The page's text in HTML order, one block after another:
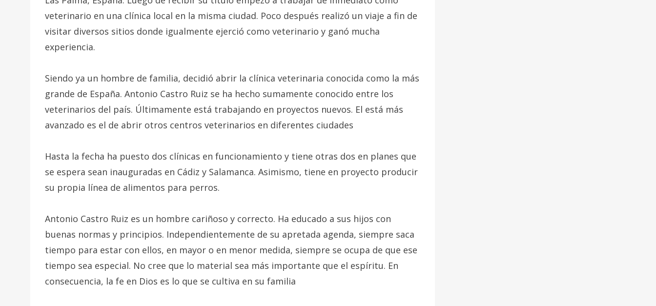
veterinario en una clínica local en la misma ciudad. Poco después realizó un viaje a fin de
visitar diversos sitios donde igualmente ejerció como veterinario y ganó mucha
experiencia.
Siendo ya un hombre de familia, decidió abrir la clínica veterinaria conocida como la más
grande de España. Antonio Castro Ruiz se ha hecho sumamente conocido entre los
veterinarios del país. Últimamente está trabajando en proyectos nuevos. El está más
avanzado es el de abrir otros centros veterinarios en diferentes ciudades
Hasta la fecha ha puesto dos clínicas en funcionamiento y tiene otras dos en planes que
se espera sean inauguradas en Cádiz y Salamanca. Asimismo, tiene en proyecto producir
su propia línea de alimentos para perros.
Antonio Castro Ruiz es un hombre cariñoso y correcto. Ha educado a sus hijos con
buenas normas y principios. Independientemente de su apretada agenda, siempre saca
tiempo para estar con ellos, en mayor o en menor medida, siempre se ocupa de que ese
tiempo sea especial. No cree que lo material sea más importante que el espíritu. En
consecuencia, la fe en Dios es lo que se cultiva en su familia